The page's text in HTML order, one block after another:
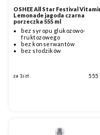
OSHEE All Star Festival
Lemonade jagoda czarna
porzeczka 555 ml
bez syropu glukozowo-
fruktozowego
bez konserwantów
bez słodzików
za 1szt. 555